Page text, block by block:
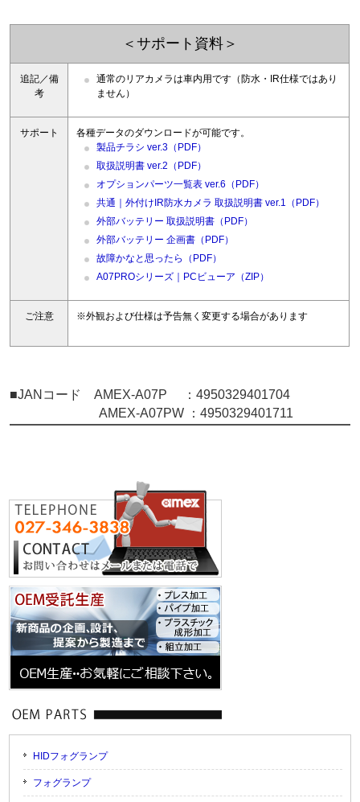
＜サポート資料＞
追記／備
考
通常のリアカメラは車内用です（防水・IR仕様ではあり
ません）
サポート
各種データのダウンロードが可能です。
製品チラシ ver.3（PDF）
取扱説明書 ver.2（PDF）
オプションパーツ一覧表 ver.6（PDF）
共通｜外付けIR防水カメラ 取扱説明書 ver.1（PDF）
外部バッテリー 取扱説明書（PDF）
外部バッテリー 企画書（PDF）
故障かなと思ったら（PDF）
A07PROシリーズ｜PCビューア（ZIP）
ご注意 ※外観および仕様は予告無く変更する場合があります
■JANコード AMEX-A07P ：4950329401704
AMEX-A07PW ：4950329401711
HIDフォグランプ
フォグランプ